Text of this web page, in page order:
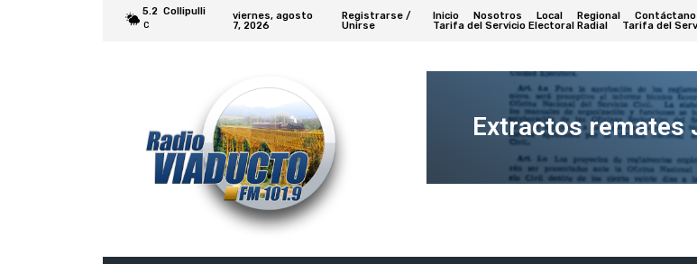
5.2
C
Collipulli
viernes, agosto
7, 2026
Registrarse /
Unirse
Inicio Nosotros Local Regional
Tarifa del Servicio Electoral Radial
Tarifa del
Extractos remates
Extracto